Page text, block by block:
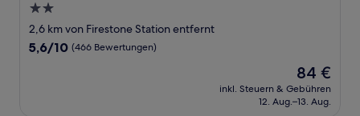
2.0-
Sterne-
Unterkunft
2,6 km von Firestone Station entfernt
5.6
5,6/10 (466 Bewertungen)
Der
Preis
beträgt
84 €
inkl. Steuern & Gebühren
12. Aug.–13. Aug.